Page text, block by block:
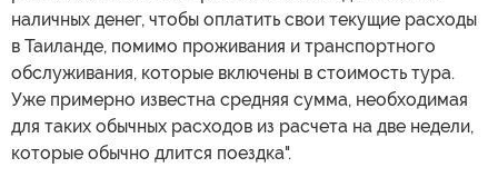
наличных денег, чтобы оплатить свои текущие расходы
в Таиланде, помимо проживания и транспортного
обслуживания, которые включены в стоимость тура.
Уже примерно известна средняя сумма, необходимая
для таких обычных расходов из расчета на две недели,
которые обычно длится поездка".